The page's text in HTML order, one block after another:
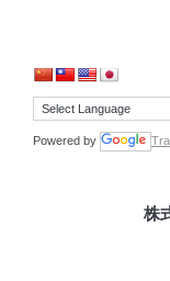
Powered by
株